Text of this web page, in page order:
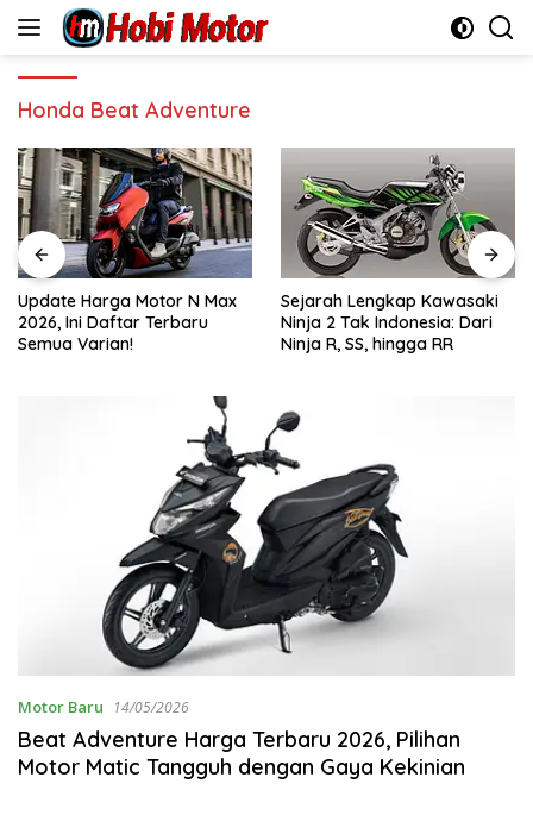
Honda Beat Adventure
Update Harga Motor N Max
2026, Ini Daftar Terbaru
Semua Varian!
Sejarah Lengkap Kawasaki
Ninja 2 Tak Indonesia: Dari
Ninja R, SS, hingga RR
Motor Baru 14/05/2026
Beat Adventure Harga Terbaru 2026, Pilihan
Motor Matic Tangguh dengan Gaya Kekinian